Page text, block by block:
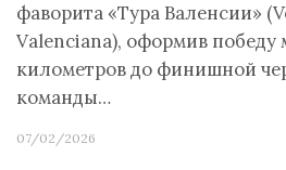
фаворита «Тура Валенсии»
Valenciana), оформив победу
километров до финишной
команды…
07/02/2026